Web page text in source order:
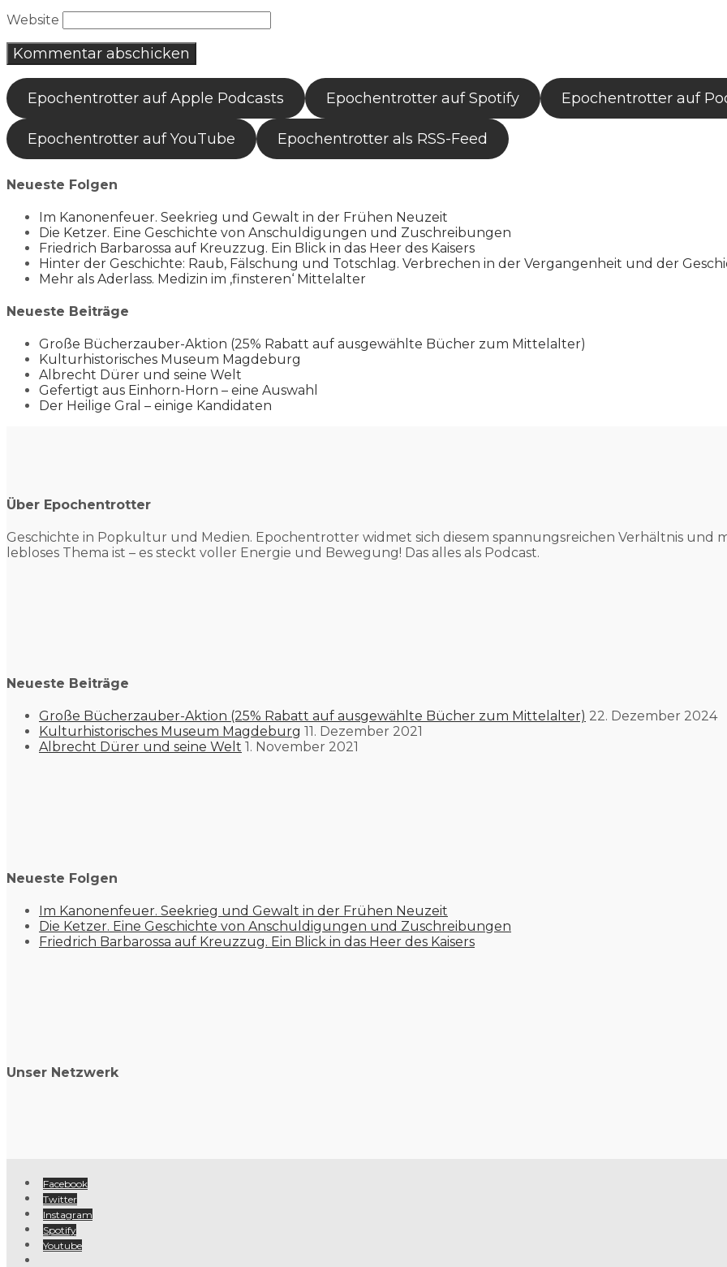
Website
Epochentrotter auf Apple Podcasts Epochentrotter auf Spotify Epochentrotter auf
Epochentrotter auf YouTube Epochentrotter als RSS-Feed
Neueste Folgen
Im Kanonenfeuer. Seekrieg und Gewalt in der Frühen Neuzeit
Die Ketzer. Eine Geschichte von Anschuldigungen und Zuschreibungen
Friedrich Barbarossa auf Kreuzzug. Ein Blick in das Heer des Kaisers
Hinter der Geschichte: Raub, Fälschung und Totschlag. Verbrechen in der Vergangenheit und der
Mehr als Aderlass. Medizin im ‚finsteren‘ Mittelalter
Neueste Beiträge
Große Bücherzauber-Aktion (25% Rabatt auf ausgewählte Bücher zum Mittelalter)
Kulturhistorisches Museum Magdeburg
Albrecht Dürer und seine Welt
Gefertigt aus Einhorn-Horn – eine Auswahl
Der Heilige Gral – einige Kandidaten
Über Epochentrotter
Geschichte in Popkultur und Medien. Epochentrotter widmet sich diesem spannungsreichen Verhältnis und
lebloses Thema ist – es steckt voller Energie und Bewegung! Das alles als Podcast.
Neueste Beiträge
Große Bücherzauber-Aktion (25% Rabatt auf ausgewählte Bücher zum Mittelalter) 22. Dezember 2024
Kulturhistorisches Museum Magdeburg 11. Dezember 2021
Albrecht Dürer und seine Welt 1. November 2021
Neueste Folgen
Im Kanonenfeuer. Seekrieg und Gewalt in der Frühen Neuzeit
Die Ketzer. Eine Geschichte von Anschuldigungen und Zuschreibungen
Friedrich Barbarossa auf Kreuzzug. Ein Blick in das Heer des Kaisers
Unser Netzwerk
Facebook
Twitter
Instagram
Spotify
Youtube